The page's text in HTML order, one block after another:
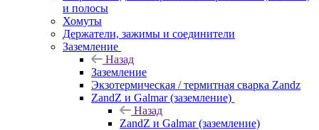
и полосы
Хомуты
Держатели, зажимы и соединители
Заземление
Назад
Заземление
Экзотермическая / термитная сварка Zandz
ZandZ и Galmar (заземление)
Назад
ZandZ и Galmar (заземление)